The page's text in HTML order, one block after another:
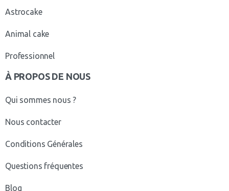
Astrocake
Animal cake
Professionnel
À PROPOS DE NOUS
Qui sommes nous ?
Nous contacter
Conditions Générales
Questions fréquentes
Blog